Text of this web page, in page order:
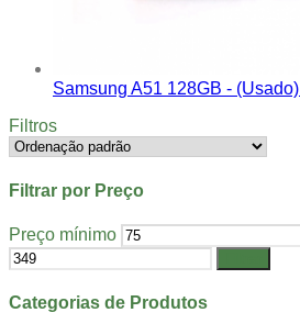
Samsung A51 128GB - (Usado)
Filtros
Filtrar por Preço
Preço mínimo
Categorias de Produtos